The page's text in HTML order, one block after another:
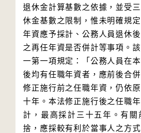
退休金計算基數之依據，並受
休金基數之限制，惟未明確規
年資應予採計、公務人員退休
之再任年資是否併計等事項。
一第一項規定：「公務人員在
後均有任職年資者，應前後合
修正施行前之任職年資，仍依
十年。本法修正施行後之任職
計，最高採計三十五年。有關
捨，應採較有利於當事人之方